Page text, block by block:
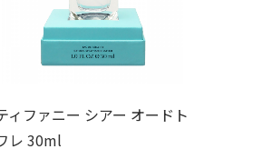
ィファニー シアー オードト
レ 30ml